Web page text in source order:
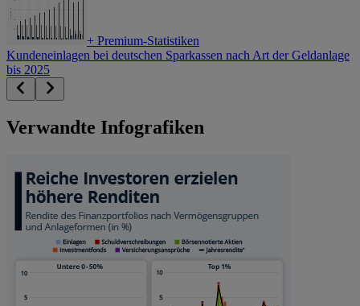
+ Premium-Statistiken
Kundeneinlagen bei deutschen Sparkassen nach Art der Geldanlage
bis 2025
Verwandte Infografiken